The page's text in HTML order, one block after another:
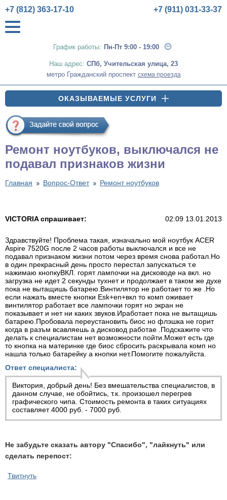
График работы: Пн-Пт 9:00 - 19:00
+7 (812) 363-17-10 +7 (911) 031-33-37
Наш адрес: СПб, Учительская улица, 23
метро Гражданский проспект схема проезда
ОКАЗЫВАЕМЫЕ УСЛУГИ
Ремонт ноутбуков, выключался не
подавал признаков жизни
Главная Вопрос-Ответ Ремонт ноутбуков
VICTORIA спрашивает: 02:09 13.01.2013
Здравствуйте! Проблема такая, изначально мой ноутбук ACER
Aspire 7520G после 2 часов работы выключался и все не
подавал признаком жизни потом через время снова работал.Но
в один прекрасный день просто перестал запускаться т.е
нажимаю кнопкуВКЛ. горят лампочки на дисководе на вкл. но
загрузка не идет 2 секунды тухнет и продолжает в таком же духе
пока не вытащишь батарею.Винтилятор не работает то же .Но
если нажать вместе кнопки Esk+en+вкл то комп оживает
винтилятор работает все лампочки горят но экран не
показывает и нет ни каких звуков.Иработает пока не вытащишь
батарею.Пробовала переустановить биос но флэшка не горит
когда в разъм всавляешь а дисковод работае .Подскажите что
делать к специалистам нет возможности пойти.Может есть где
то кнопка на материнке где биос сбросить раскрывала комп но
нашла только батарейку а кнопки нет.Помогите пожалуйста.
Ответ специалиста:
Виктория, добрый день! Без вмешательства специалистов, в
данном случае, не обойтись, т.к. произошел перегрев
графического чипа. Стоимость ремонта в таких ситуациях
составляет 4000 руб. - 7000 руб.
Не забудьте сказать автору "Спасибо", "лайкнуть" или
сделать перепост:
Твитнуть